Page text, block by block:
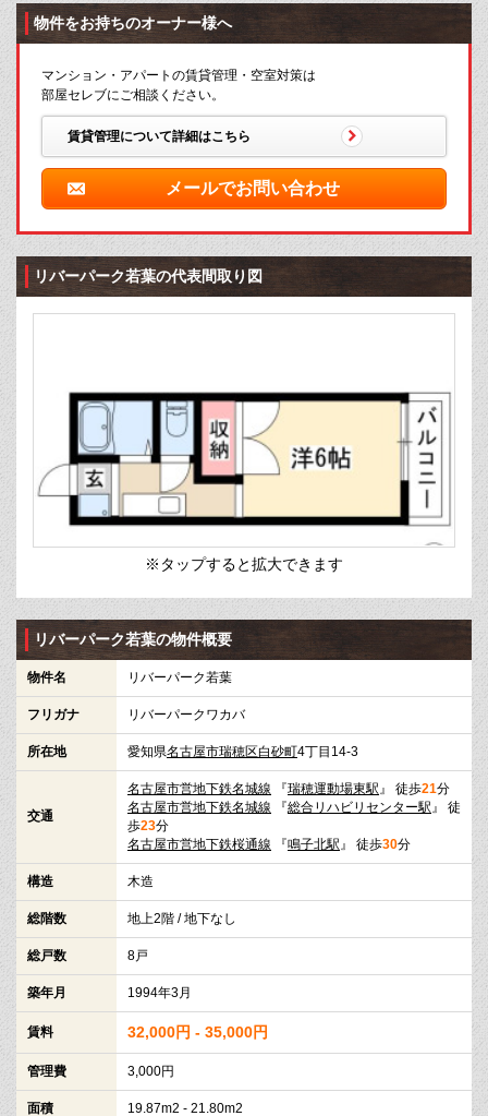
物件をお持ちのオーナー様へ
マンション・アパートの賃貸管理・空室対策は
部屋セレブにご相談ください。
賃貸管理について詳細はこちら
メールでお問い合わせ
リバーパーク若葉の代表間取り図
※タップすると拡大できます
リバーパーク若葉の物件概要
物件名 リバーパーク若葉
フリガナ リバーパークワカバ
所在地 愛知県名古屋市瑞穂区白砂町4丁目14-3
交通
名古屋市営地下鉄名城線 『瑞穂運動場東駅 』 徒歩21分
名古屋市営地下鉄名城線 『総合リハビリセンター駅 』 徒
歩23分
名古屋市営地下鉄桜通線 『鳴子北駅 』 徒歩30分
構造 木造
総階数 地上2階 / 地下なし
総戸数 8戸
築年月 1994年3月
賃料 32,000円 - 35,000円
管理費 3,000円
面積 19.87m2 - 21.80m2